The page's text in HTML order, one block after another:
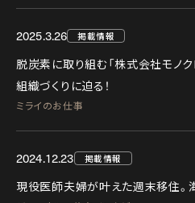
2025.3.26 掲載情報
脱炭素に取り組む「株式会社モノ
組織づくりに迫る！
ミライのお仕事
2024.12.23 掲載情報
現役医師夫婦が叶えた週末移住。